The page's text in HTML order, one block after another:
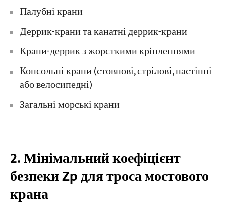
Палубні крани
Деррик-крани та канатні деррик-крани
Крани-деррик з жорсткими кріпленнями
Консольні крани (стовпові, стрілові, настінні
або велосипедні)
Загальні морські крани
2. Мінімальний коефіцієнт
безпеки Zp для троса мостового
крана